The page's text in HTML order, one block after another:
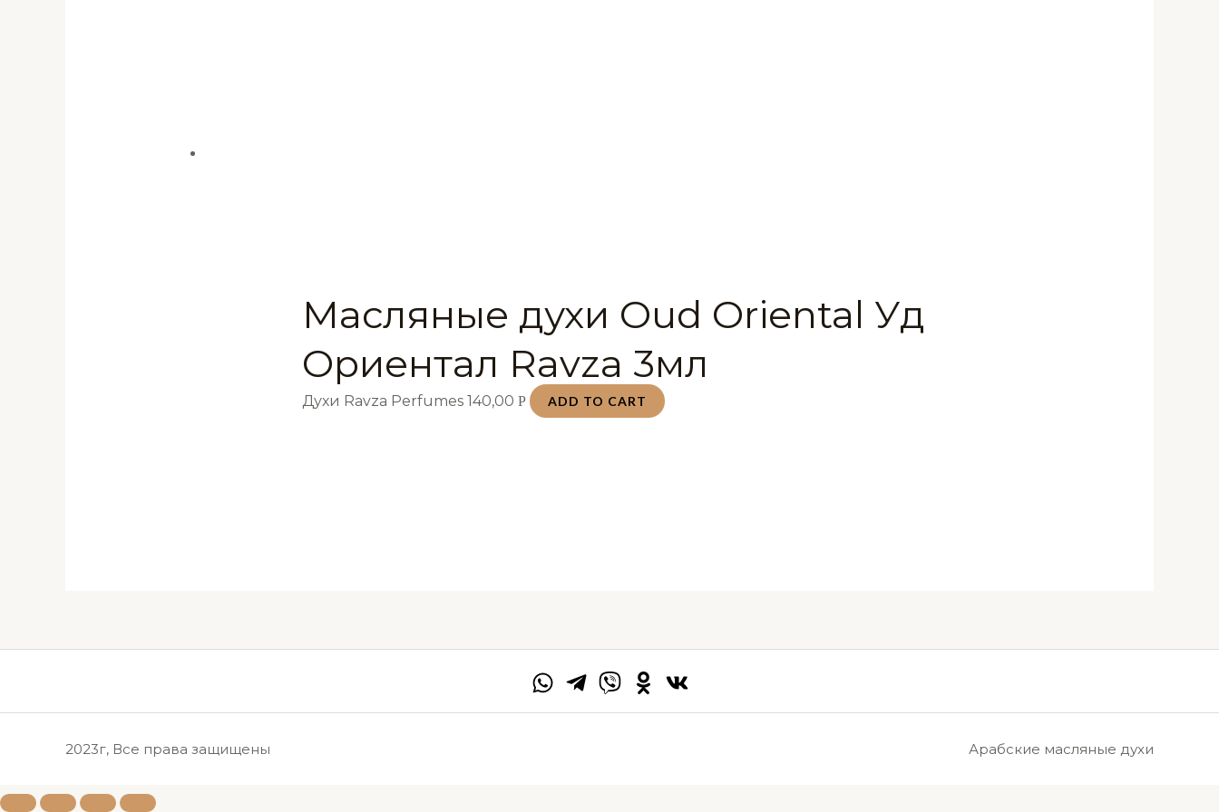
Масляные духи Oud Oriental Уд
Ориентал Ravza 3мл
Духи Ravza Perfumes140,00Р ADD TO CART
2023г, Все права защищены Арабские масляные духи